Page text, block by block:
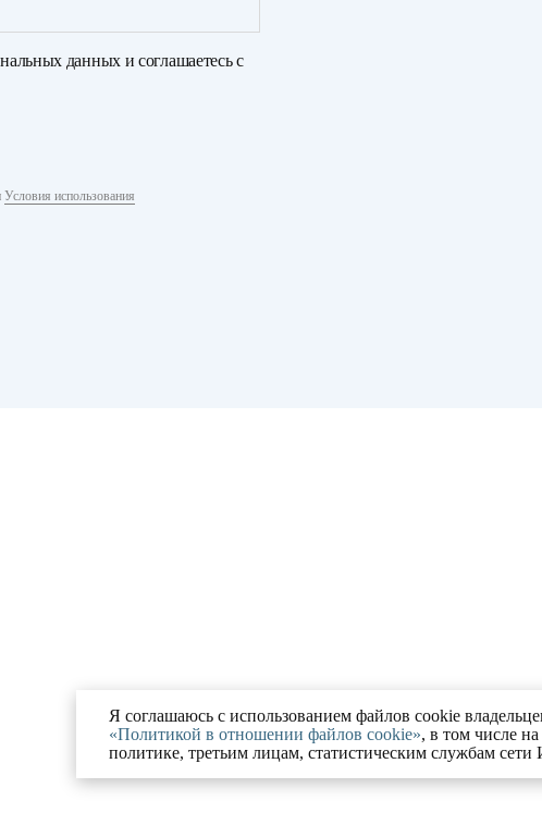
данныхи соглашаетесь с
Условия использования
Я соглашаюсь с использованием файлов cookie
«Политикой в отношении файлов cookie», в том числе
политике, третьим лицам, статистическим службам сети